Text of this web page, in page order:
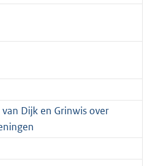
Dijk en Grinwis over